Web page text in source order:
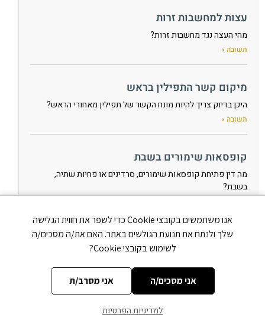
עצות למחשבות זרות
מהי העצה נגד מחשבות זרות?
תשובה »
מיקום קשר התפילין בראש
היכן בדיוק צריך להיות מונח הקשר של תפילין מאחורי הראש?
תשובה »
קופסאות שימורים בשבת
מה דין פתיחת קופסאות שימורים, סרדינים או פחיות שתיה,
בשבת?
האם להעיר לבעל-קורא
האם יש להעיר לבעל-קורא שטעה בקריאת התורה, גם כאשר הדבר
מלבין את פניו, או שצריך להימנע מלהעיר בכדי שלא ייעלב?
אנו משתמשים בקובצי Cookie כדי לשפר את חווית הגלישה
שלך ולנתח את תנועת הגולשים באתר. האם את/ה מסכים/ה
לשימוש בקובצי Cookie?
אני מסכים/ה אני מסרב/ת
למדיניות הפרטיות